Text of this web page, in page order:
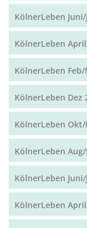
KölnerLeben
KölnerLeben
KölnerLeben
KölnerLeben Dez
KölnerLeben Okt/
KölnerLeben
KölnerLeben
KölnerLeben